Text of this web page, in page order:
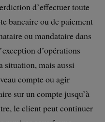
d’effectuer toute
bancaire ou de paiement
ou mandataire dans
d’opérations
situation, mais aussi
compte ou agir
sur un compte jusqu’à
le client peut continuer